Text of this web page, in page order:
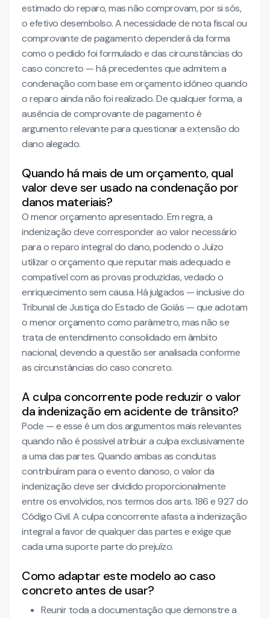
estimado do reparo, mas não comprovam, por si sós,
o efetivo desembolso. A necessidade de nota fiscal ou
comprovante de pagamento dependerá da forma
como o pedido foi formulado e das circunstâncias do
caso concreto — há precedentes que admitem a
condenação com base em orçamento idôneo quando
o reparo ainda não foi realizado. De qualquer forma, a
ausência de comprovante de pagamento é
argumento relevante para questionar a extensão do
dano alegado.
Quando há mais de um orçamento, qual
valor deve ser usado na condenação por
danos materiais?
O menor orçamento apresentado. Em regra, a
indenização deve corresponder ao valor necessário
para o reparo integral do dano, podendo o Juízo
utilizar o orçamento que reputar mais adequado e
compatível com as provas produzidas, vedado o
enriquecimento sem causa. Há julgados — inclusive do
Tribunal de Justiça do Estado de Goiás — que adotam
o menor orçamento como parâmetro, mas não se
trata de entendimento consolidado em âmbito
nacional, devendo a questão ser analisada conforme
as circunstâncias do caso concreto.
A culpa concorrente pode reduzir o valor
da indenização em acidente de trânsito?
Pode — e esse é um dos argumentos mais relevantes
quando não é possível atribuir a culpa exclusivamente
a uma das partes. Quando ambas as condutas
contribuíram para o evento danoso, o valor da
indenização deve ser dividido proporcionalmente
entre os envolvidos, nos termos dos arts. 186 e 927 do
Código Civil. A culpa concorrente afasta a indenização
integral a favor de qualquer das partes e exige que
cada uma suporte parte do prejuízo.
Como adaptar este modelo ao caso
concreto antes de usar?
Reunir toda a documentação que demonstre a